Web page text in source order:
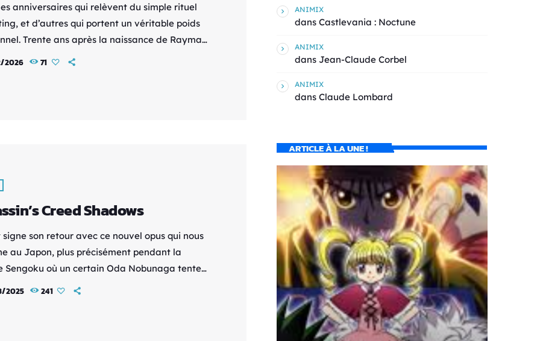
anniversaires qui relèvent du simple rituel
et d’autres qui portent un véritable poids
Trente ans après la naissance de Rayman,
de célébrer l’un de ses personnages les
2026 71
Creed Shadows
signe son retour avec ce nouvel opus qui nous
au Japon, plus précisément pendant la
Sengoku où un certain Oda Nobunaga tente
le pays sous une seule et même bannière.
2025 241
ANIMIX
dans Castlevania : Noctune
ANIMIX
dans Jean-Claude Corbel
ANIMIX
dans Claude Lombard
ARTICLE À LA UNE !